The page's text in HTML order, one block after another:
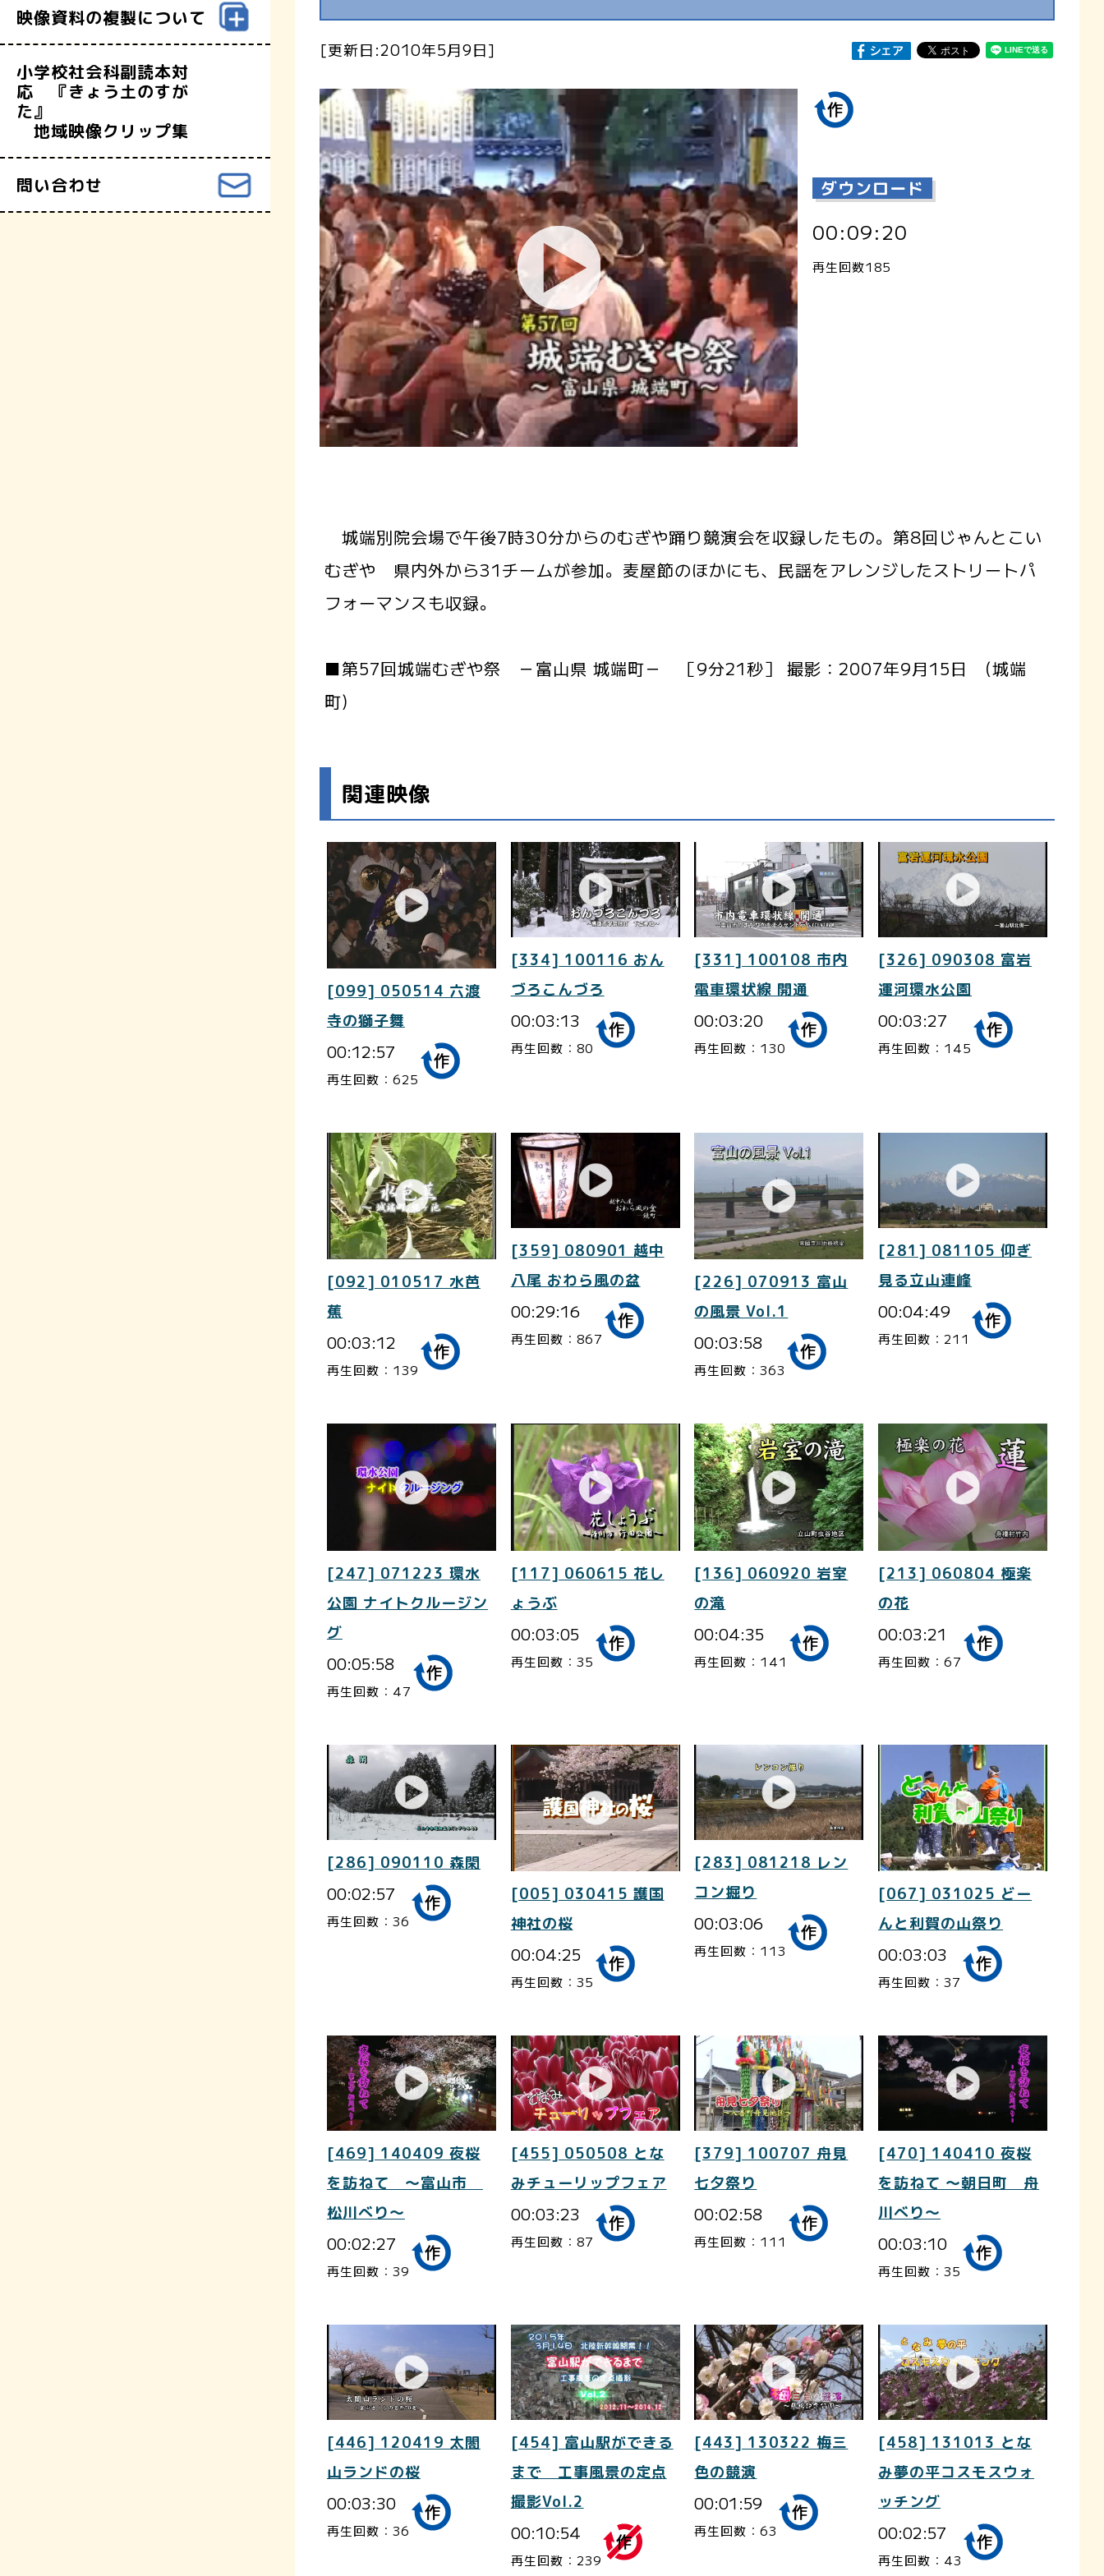
映像資料の複製について
小学校社会科副読本対
応 『きょう土のすが
た』
地域映像クリップ集
問い合わせ
[更新日:2010年5月9日]
ダウンロード
00:09:20
再生回数185
城端別院会場で午後7時30分からのむぎや踊り競演会を収録したもの。第8回じゃんとこい
むぎや 県内外から31チームが参加。麦屋節のほかにも、民謡をアレンジしたストリートパ
フォーマンスも収録。
■第57回城端むぎや祭 －富山県 城端町－ ［9分21秒］ 撮影：2007年9月15日 (城端
町)
関連映像
[099] 050514 六渡
寺の獅子舞
00:12:57
再生回数：625
[334] 100116 おん
づろこんづろ
00:03:13
再生回数：80
[331] 100108 市内
電車環状線 開通
00:03:20
再生回数：130
[326] 090308 富岩
運河環水公園
00:03:27
再生回数：145
[092] 010517 水芭
蕉
00:03:12
再生回数：139
[359] 080901 越中
八尾 おわら風の盆
00:29:16
再生回数：867
[226] 070913 富山
の風景 Vol.1
00:03:58
再生回数：363
[281] 081105 仰ぎ
見る立山連峰
00:04:49
再生回数：211
[247] 071223 環水
公園 ナイトクルージン
グ
00:05:58
再生回数：47
[117] 060615 花し
ょうぶ
00:03:05
再生回数：35
[136] 060920 岩室
の滝
00:04:35
再生回数：141
[213] 060804 極楽
の花
00:03:21
再生回数：67
[286] 090110 森閑
00:02:57
再生回数：36
[005] 030415 護国
神社の桜
00:04:25
再生回数：35
[283] 081218 レン
コン掘り
00:03:06
再生回数：113
[067] 031025 どー
んと利賀の山祭り
00:03:03
再生回数：37
[469] 140409 夜桜
を訪ねて ～富山市
松川べり～
00:02:27
再生回数：39
[455] 050508 とな
みチューリップフェア
00:03:23
再生回数：87
[379] 100707 舟見
七夕祭り
00:02:58
再生回数：111
[470] 140410 夜桜
を訪ねて ～朝日町 舟
川べり～
00:03:10
再生回数：35
[446] 120419 太閤
山ランドの桜
00:03:30
再生回数：36
[454] 富山駅ができる
まで 工事風景の定点
撮影Vol.2
00:10:54
再生回数：239
[443] 130322 梅三
色の競演
00:01:59
再生回数：63
[458] 131013 とな
み夢の平コスモスウォ
ッチング
00:02:57
再生回数：43